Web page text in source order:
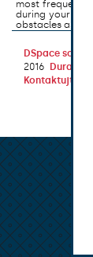
most
during your
obstacles
DSpace
2016
Kontaktujte nás